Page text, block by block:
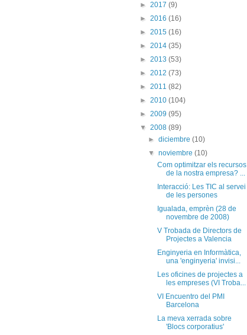
► 2017 (9)
► 2016 (16)
► 2015 (16)
► 2014 (35)
► 2013 (53)
► 2012 (73)
► 2011 (82)
► 2010 (104)
► 2009 (95)
▼ 2008 (89)
►diciembre(10)
▼noviembre(10)
Com optimitzar els recursos
de la nostra empresa? ...
Interacció: Les TIC al servei
de les persones
Igualada, emprèn (28 de
novembre de 2008)
V Trobada de Directors de
Projectes a Valencia
Enginyeria en Informàtica,
una 'enginyeria' invisi...
Les oficines de projectes a
les empreses (VI Troba...
VI Encuentro del PMI
Barcelona
La meva xerrada sobre
'Blocs corporatius'